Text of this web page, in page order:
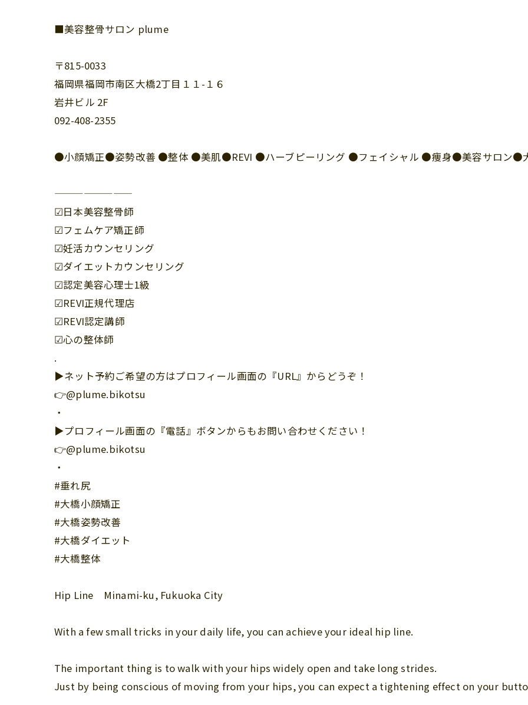
■美容整骨サロン plume
〒815-0033
福岡県福岡市南区大橋2丁目１１-１６
岩井ビル 2F
092-408-2355
●小顔矯正●姿勢改善 ●整体 ●美肌●REVI ●ハーブピーリング ●フェイシャル ●痩身●美容サロン●
————————
☑︎日本美容整骨師
☑︎フェムケア矯正師
☑︎妊活カウンセリング
☑︎ダイエットカウンセリング
☑︎認定美容心理士1級
☑︎REVI正規代理店
☑︎REVI認定講師
☑︎心の整体師
.
▶︎ネット予約ご希望の方はプロフィール画面の『URL』からどうぞ！
👉@plume.bikotsu
・
▶︎プロフィール画面の『電話』ボタンからもお問い合わせください！
👉@plume.bikotsu
・
#垂れ尻
#大橋小顔矯正
#大橋姿勢改善
#大橋ダイエット
#大橋整体
Hip Line Minami-ku, Fukuoka City
With a few small tricks in your daily life, you can achieve your ideal hip line.
The important thing is to walk with your hips widely open and take long strides.
Just by being conscious of moving from your hips, you can expect a tightening effect on your